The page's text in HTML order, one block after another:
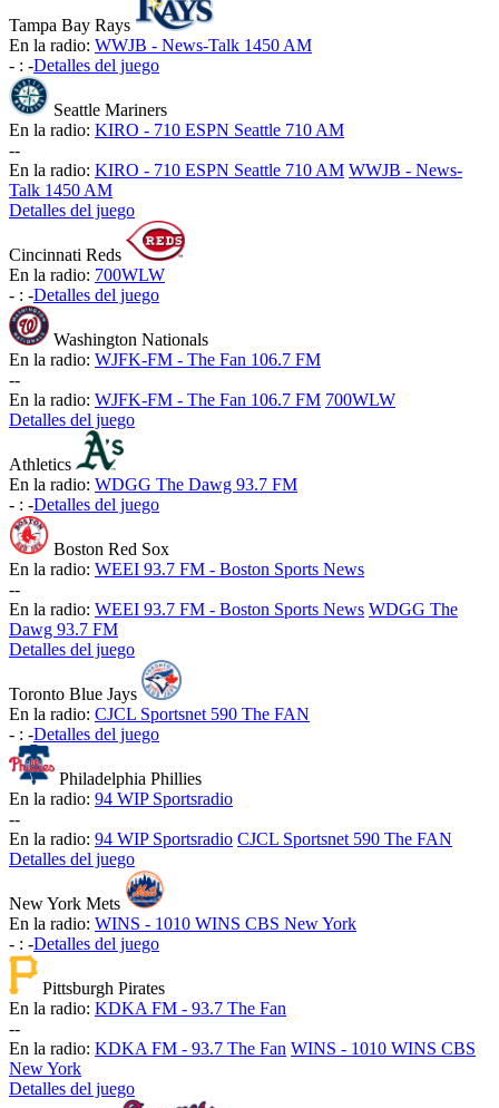
Tampa Bay Rays
En la radio: WWJB - News-Talk 1450 AM
- : -Detalles del juego
Seattle Mariners
En la radio: KIRO - 710 ESPN Seattle 710 AM
--
En la radio: KIRO - 710 ESPN Seattle 710 AM WWJB - News-
Talk 1450 AM
Detalles del juego
Cincinnati Reds
En la radio: 700WLW
- : -Detalles del juego
Washington Nationals
En la radio: WJFK-FM - The Fan 106.7 FM
--
En la radio: WJFK-FM - The Fan 106.7 FM 700WLW
Detalles del juego
Athletics
En la radio: WDGG The Dawg 93.7 FM
- : -Detalles del juego
Boston Red Sox
En la radio: WEEI 93.7 FM - Boston Sports News
--
En la radio: WEEI 93.7 FM - Boston Sports News WDGG The
Dawg 93.7 FM
Detalles del juego
Toronto Blue Jays
En la radio: CJCL Sportsnet 590 The FAN
- : -Detalles del juego
Philadelphia Phillies
En la radio: 94 WIP Sportsradio
--
En la radio: 94 WIP Sportsradio CJCL Sportsnet 590 The FAN
Detalles del juego
New York Mets
En la radio: WINS - 1010 WINS CBS New York
- : -Detalles del juego
Pittsburgh Pirates
En la radio: KDKA FM - 93.7 The Fan
--
En la radio: KDKA FM - 93.7 The Fan WINS - 1010 WINS CBS
New York
Detalles del juego